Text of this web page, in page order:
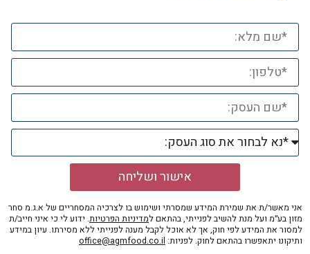
אישור ושליחה
אני מאשר/ת את שמירת המידע שמסרתי ושימוש בו לצרכיה המסחריים של א.ג.מ סחר
מזון בע״מ ועל מנת להשיב לפנייתי, בהתאם למדיניות הפרטיות. ידוע לי כי איני חייב/ת
למסור את המידע לפי חוק, אך לא אוכל לקבל מענה לפנייתי ללא מסירתו. עיון במידע
ותיקונו יתאפשרו בהתאם לחוק. לפניות: office@agmfood.co.il